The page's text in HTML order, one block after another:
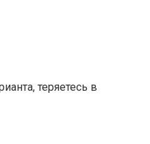
теряетесь в